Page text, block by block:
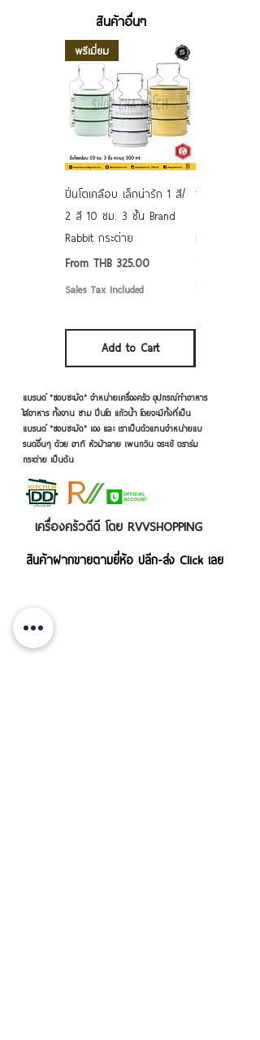
สินค้าอื่นๆ
พรีเมี่ยม
ปิ่นโตเคลือบ เล็กน่ารัก 1 สี/
2 สี 10 ซม. 3 ชั้น Brand
Rabbit กระต่าย
From THB 325.00
Sale Price
Sales Tax Included
Add to Cart
ชามเคลือบ
แบรนด์ "ชอบชะมัด" จำหน่ายเครื่องครัว อุปกรณ์ทำอาหาร
ใส่อาหาร ทั้งจาน ชาม ปิ่นโต แก้วน้ำ โดยจะมีทั้งที่เป็น
แบรนด์ "ชอบชะมัด" เอง และ เราเป็นตัวแทนจำหน่ายแบ
รนด์อื่นๆ ด้วย อาทิ หัวม้าลาย เพนกวิน จระเข้ ตราร่ม
กระต่าย เป็นต้น
เครื่องครัวดีดี โดย RVVSHOPPING
สินค้าฝากขายตามยี่ห้อ ปลีก-ส่ง Click เลย